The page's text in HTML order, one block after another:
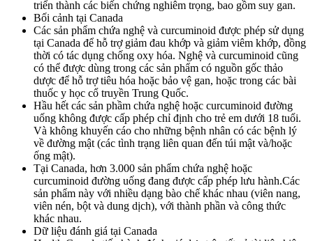
triển thành các biến chứng nghiêm trọng, bao gồm suy gan.
Bối cảnh tại Canada
Các sản phẩm chứa nghệ và curcuminoid được phép sử dụng
tại Canada để hỗ trợ giảm đau khớp và giảm viêm khớp, đồng
thời có tác dụng chống oxy hóa. Nghệ và curcuminoid cũng
có thể được dùng trong các sản phẩm có nguồn gốc thảo
dược để hỗ trợ tiêu hóa hoặc bảo vệ gan, hoặc trong các bài
thuốc y học cổ truyền Trung Quốc.
Hầu hết các sản phầm chứa nghệ hoặc curcuminoid đường
uống không được cấp phép chỉ định cho trẻ em dưới 18 tuổi.
Và không khuyến cáo cho những bệnh nhân có các bệnh lý
về đường mật (các tình trạng liên quan đến túi mật và/hoặc
ống mật).
Tại Canada, hơn 3.000 sản phẩm chứa nghệ hoặc
curcuminoid đường uống đang được cấp phép lưu hành.Các
sản phẩm này với nhiều dạng bào chế khác nhau (viên nang,
viên nén, bột và dung dịch), với thành phần và công thức
khác nhau.
Dữ liệu đánh giá tại Canada